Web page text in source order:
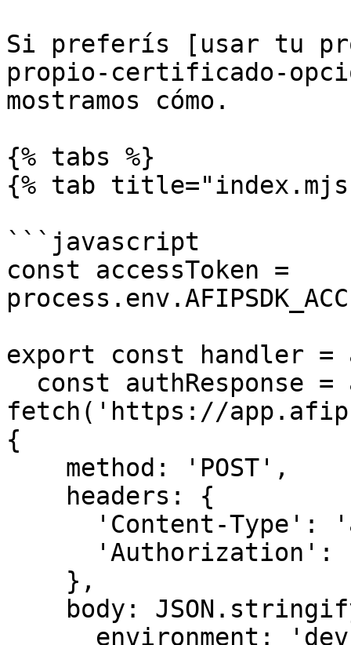
Si preferís [usar tu
propio-certificado-
mostramos cómo.
{% tabs %}
{% tab
```javascript
const accessToken =
export const handler =
fetch('https://
{